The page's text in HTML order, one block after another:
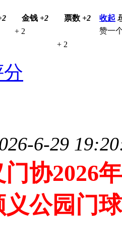
金钱 +2 票数 +2 收起
+ 2
赞一
+ 2
6-29
协2026
公园门